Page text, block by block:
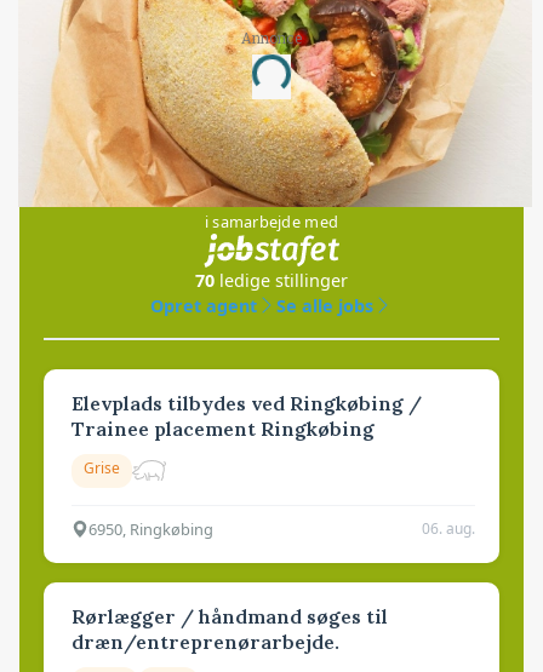
Annonce
Loading...
Jobs
i samarbejde med
70 ledige stillinger
Opret agent
Se alle jobs
Elevplads tilbydes ved Ringkøbing /
Trainee placement Ringkøbing
Grise
6950, Ringkøbing 06. aug.
Rørlægger / håndmand søges til
dræn/entreprenørarbejde.